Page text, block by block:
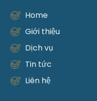
Home
Giới thiệu
Dịch vụ
Tin tức
Liên hệ